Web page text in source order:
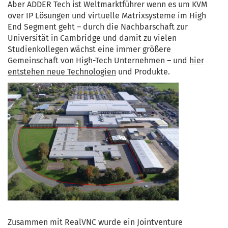
Aber ADDER Tech ist Weltmarktführer wenn es um KVM
over IP Lösungen und virtuelle Matrixsysteme im High
End Segment geht – durch die Nachbarschaft zur
Universität in Cambridge und damit zu vielen
Studienkollegen wächst eine immer größere
Gemeinschaft von High-Tech Unternehmen – und hier
entstehen neue Technologien und Produkte.
Zusammen mit RealVNC wurde ein Jointventure